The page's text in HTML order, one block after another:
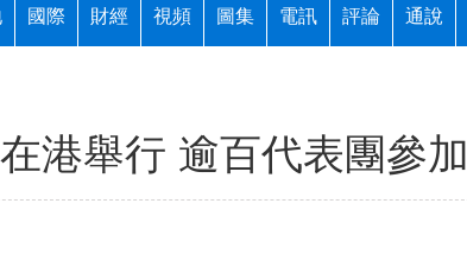
國際 財經 視頻 圖集 電訊 評論 通說
港舉行 逾百代表團參加